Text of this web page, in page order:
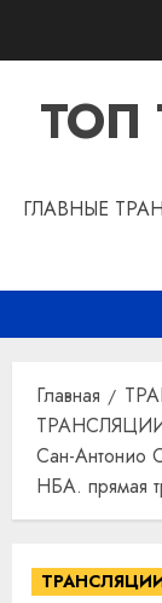
ТОП
ГЛАВНЫЕ
Главная
Сан-Антонио
НБА. прямая